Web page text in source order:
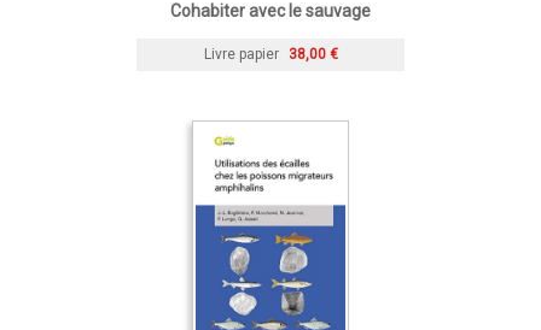
Cohabiter avec le sauvage
Livre papier 38,00 €